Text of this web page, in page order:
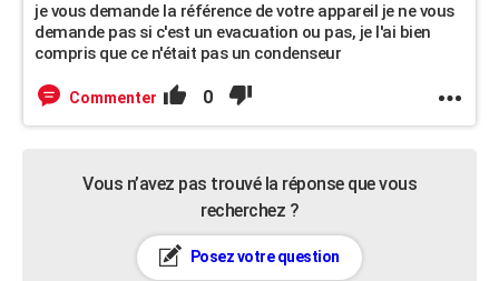
je vous demande la référence de votre appareil je ne vous
demande pas si c'est un evacuation ou pas, je l'ai bien
compris que ce n'était pas un condenseur
Commenter 0
Vous n’avez pas trouvé la réponse que vous
recherchez ?
Posez votre question